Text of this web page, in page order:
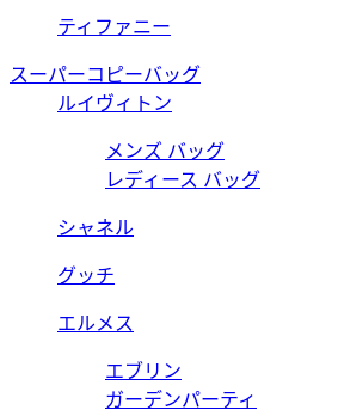
ティファニー
スーパーコピーバッグ
ルイヴィトン
メンズ バッグ
レディース バッグ
シャネル
グッチ
エルメス
エブリン
ガーデンパーティ